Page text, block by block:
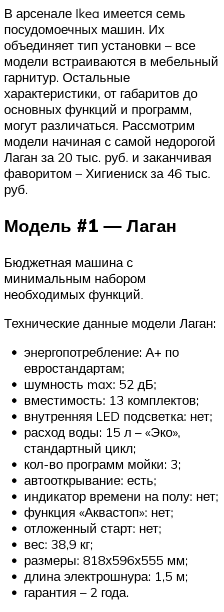
В арсенале Ikea имеется семь
посудомоечных машин. Их
объединяет тип установки – все
модели встраиваются в мебельный
гарнитур. Остальные
характеристики, от габаритов до
основных функций и программ,
могут различаться. Рассмотрим
модели начиная с самой недорогой
Лаган за 20 тыс. руб. и заканчивая
фаворитом – Хигиениск за 46 тыс.
руб.
Модель #1 — Лаган
Бюджетная машина с
минимальным набором
необходимых функций.
Технические данные модели Лаган:
энергопотребление: А+ по
евростандартам;
шумность max: 52 дБ;
вместимость: 13 комплектов;
внутренняя LED подсветка: нет;
расход воды: 15 л – «Эко»,
стандартный цикл;
кол-во программ мойки: 3;
автооткрывание: есть;
индикатор времени на полу: нет;
функция «Аквастоп»: нет;
отложенный старт: нет;
вес: 38,9 кг;
размеры: 818х596х555 мм;
длина электрошнура: 1,5 м;
гарантия – 2 года.